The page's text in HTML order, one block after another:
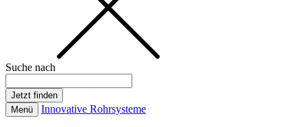
Suche nach
Menü Innovative Rohrsysteme